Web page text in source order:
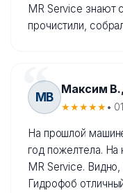
MR Service знают
прочистили,
МВ
Максим
★★★★★•
На прошлой
год пожелтела.
MR Service.
Гидрофоб